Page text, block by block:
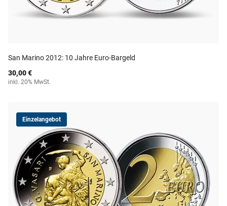
San Marino 2012: 10 Jahre Euro-Bargeld
30,00 €
inkl. 20% MwSt.
Einzelangebot